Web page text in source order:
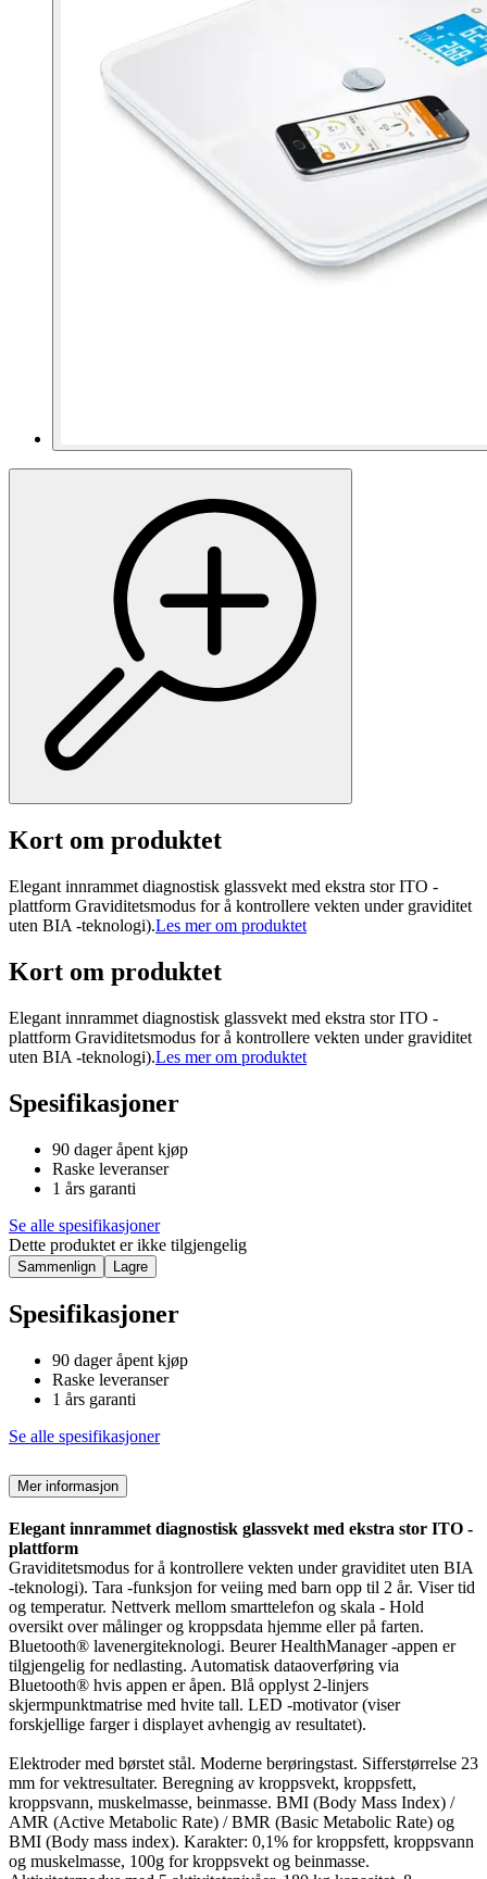
Kort om produktet
Elegant innrammet diagnostisk glassvekt med ekstra stor ITO -
plattform Graviditetsmodus for å kontrollere vekten under graviditet
uten BIA -teknologi).Les mer om produktet
Kort om produktet
Elegant innrammet diagnostisk glassvekt med ekstra stor ITO -
plattform Graviditetsmodus for å kontrollere vekten under graviditet
uten BIA -teknologi).Les mer om produktet
Spesifikasjoner
90 dager åpent kjøp
Raske leveranser
1 års garanti
Se alle spesifikasjoner
Dette produktet er ikke tilgjengelig
Sammenlign Lagre
Spesifikasjoner
90 dager åpent kjøp
Raske leveranser
1 års garanti
Se alle spesifikasjoner
Mer informasjon
Elegant innrammet diagnostisk glassvekt med ekstra stor ITO -
plattform
Graviditetsmodus for å kontrollere vekten under graviditet uten BIA
-teknologi). Tara -funksjon for veiing med barn opp til 2 år. Viser tid
og temperatur. Nettverk mellom smarttelefon og skala - Hold
oversikt over målinger og kroppsdata hjemme eller på farten.
Bluetooth® lavenergiteknologi. Beurer HealthManager -appen er
tilgjengelig for nedlasting. Automatisk dataoverføring via
Bluetooth® hvis appen er åpen. Blå opplyst 2-linjers
skjermpunktmatrise med hvite tall. LED -motivator (viser
forskjellige farger i displayet avhengig av resultatet).
Elektroder med børstet stål. Moderne berøringstast. Sifferstørrelse 23
mm for vektresultater. Beregning av kroppsvekt, kroppsfett,
kroppsvann, muskelmasse, beinmasse. BMI (Body Mass Index) /
AMR (Active Metabolic Rate) / BMR (Basic Metabolic Rate) og
BMI (Body mass index). Karakter: 0,1% for kroppsfett, kroppsvann
og muskelmasse, 100g for kroppsvekt og beinmasse.